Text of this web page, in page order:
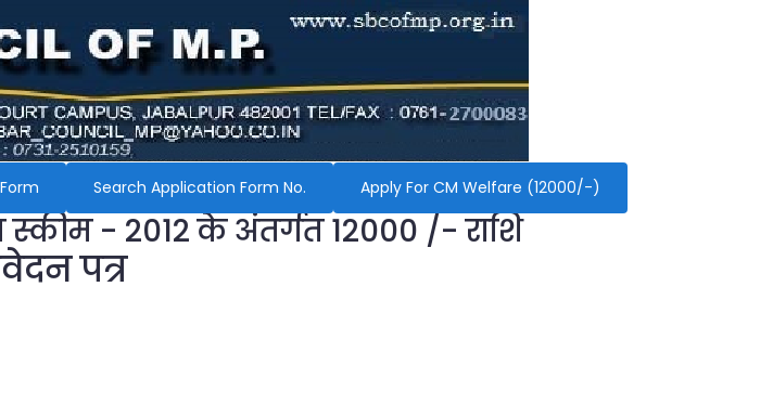
Search Application Form No. Apply For CM Welfare (12000/-)
- 2012 के अंतर्गत 12000 /- राशि
पत्र